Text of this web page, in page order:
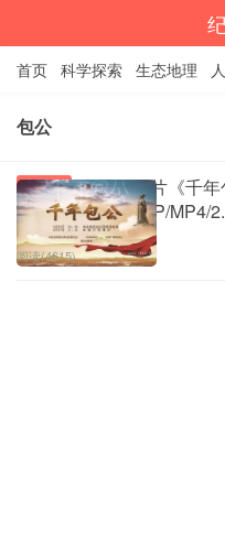
首页 科学探索 生态地理
经典纪录
包公
人文历史
央视纪录片《千
集 国语中字 1080P/MP4/
原型
1
阅读(4615)